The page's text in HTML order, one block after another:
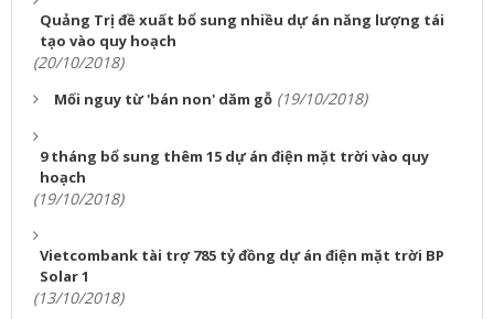
Quảng Trị đề xuất bổ sung nhiều dự án năng lượng tái
tạo vào quy hoạch
(20/10/2018)
Mối nguy từ 'bán non' dăm gỗ (19/10/2018)
9 tháng bổ sung thêm 15 dự án điện mặt trời vào quy
hoạch
(19/10/2018)
Vietcombank tài trợ 785 tỷ đồng dự án điện mặt trời BP
Solar 1
(13/10/2018)